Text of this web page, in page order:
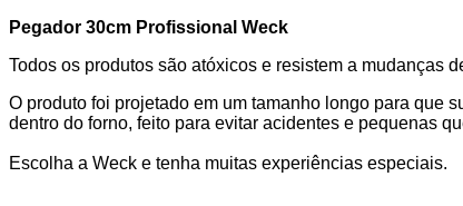
Pegador 30cm Profissional Weck
Todos os produtos são atóxicos e resistem a mudanças
O produto foi projetado em um tamanho longo para que
dentro do forno, feito para evitar acidentes e pequenas
Escolha a Weck e tenha muitas experiências especiais.